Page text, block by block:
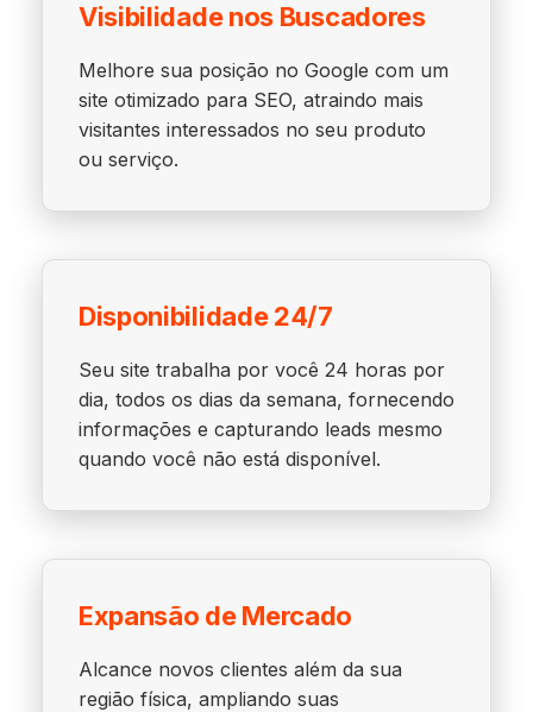
Visibilidade nos Buscadores
Melhore sua posição no Google com um
site otimizado para SEO, atraindo mais
visitantes interessados no seu produto
ou serviço.
Disponibilidade 24/7
Seu site trabalha por você 24 horas por
dia, todos os dias da semana, fornecendo
informações e capturando leads mesmo
quando você não está disponível.
Expansão de Mercado
Alcance novos clientes além da sua
região física, ampliando suas